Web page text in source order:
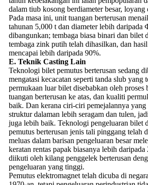
dalam tiub kosong berdiameter besar,
Pada masa ini, unit tuangan berterusan
tahunan 5,000 t dan diameter lebih daripada
dibangunkan; tembaga biasa binari dan bilet
tembaga zink putih telah dihasilkan, dan
mencapai lebih daripada 90%.
E. Teknik Casting Lain
Teknologi bilet pemutus berterusan sedang
mengatasi kecacatan seperti tanda slub yang
permukaan luar bilet disebabkan oleh proses
tuangan berterusan ke atas, dan kualiti
baik. Dan kerana ciri-ciri pemejalannya yang
struktur dalaman lebih seragam dan tulen,
juga lebih baik. Teknologi pengeluaran bilet
pemutus berterusan jenis tali pinggang telah
meluas dalam barisan pengeluaran besar
keratan rentas papak biasanya lebih
diikuti oleh kilang penggelek berterusan
pengeluaran yang tinggi.
Pemutus elektromagnet telah dicuba di